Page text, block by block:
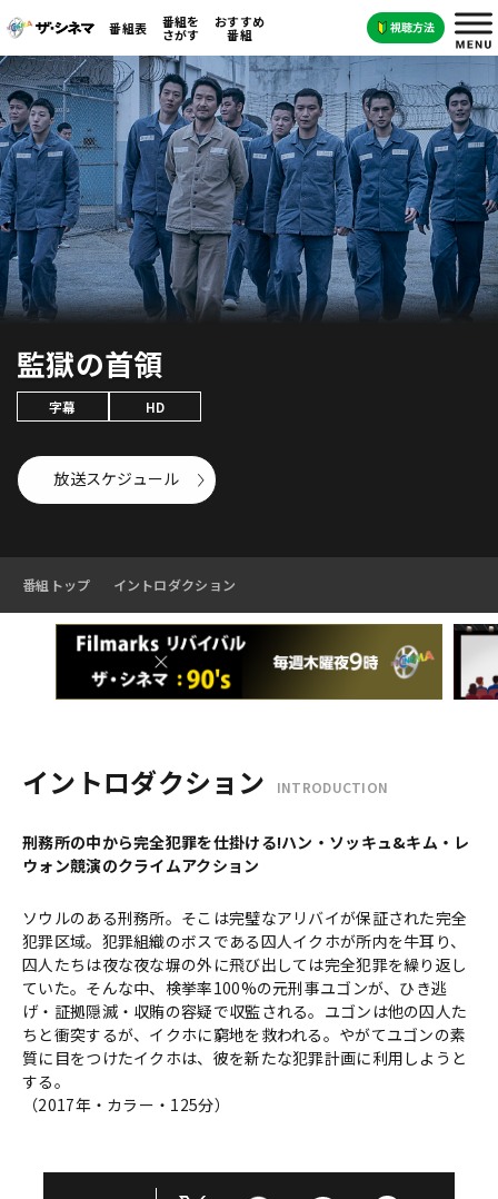
番組表 番組を
さがす
おすすめ
番組
監獄の首領
字幕 HD
放送スケジュール
番組トップ イントロダクション
イントロダクション INTRODUCTION
刑務所の中から完全犯罪を仕掛ける!ハン・ソッキュ&キム・レ
ウォン競演のクライムアクション
ソウルのある刑務所。そこは完璧なアリバイが保証された完全
犯罪区域。犯罪組織のボスである囚人イクホが所内を牛耳り、
囚人たちは夜な夜な塀の外に飛び出しては完全犯罪を繰り返し
ていた。そんな中、検挙率100%の元刑事ユゴンが、ひき逃
げ・証拠隠滅・収賄の容疑で収監される。ユゴンは他の囚人た
ちと衝突するが、イクホに窮地を救われる。やがてユゴンの素
質に目をつけたイクホは、彼を新たな犯罪計画に利用しようと
する。
（2017年・カラー・125分）